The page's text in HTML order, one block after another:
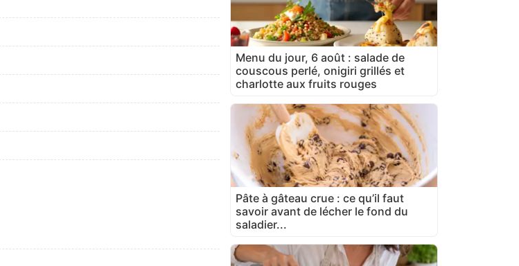
Menu du jour, 6 août : salade de
couscous perlé, onigiri grillés et
charlotte aux fruits rouges
Pâte à gâteau crue : ce qu’il faut
savoir avant de lécher le fond du
saladier...